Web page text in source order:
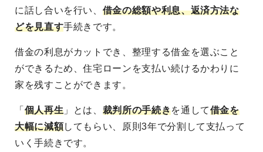
に話し合いを行い、 借金の総額や利息、返済方法な
どを見直す手続きです。
借金の利息がカットでき、整理する借金を選ぶこと
ができるため、住宅ローンを支払い続けるかわりに
家を残すことができます。
「 個人再生 」とは、 裁判所の手続きを通して借金を
大幅に減額してもらい、原則3年で分割して支払って
いく手続きです。